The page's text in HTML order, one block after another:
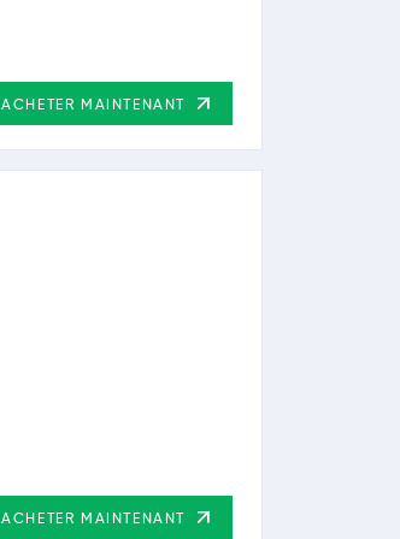
ACHETER MAINTENANT
ACHETER MAINTENANT